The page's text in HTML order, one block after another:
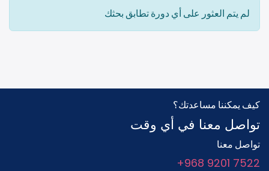
لم يتم العثور على أي دورة تطابق بحثك
كيف يمكننا مساعدتك؟
تواصل معنا في أي وقت
تواصل معنا
+968 9201 7522